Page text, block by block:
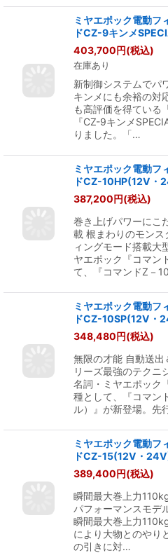
ミヤエポック電動
ドCZ-9キンメ
403,700円(税込)
在庫あり
新制御システムでパ
キンメにも余裕の対
も高評価を得ている
『CZ-9キンメ
りました。「…
ミヤエポック電動
ドCZ-10HP(12V・
387,200円(税込)
巻き上げパワーにこ
載 根まわりのモン
ィングモード搭載大
ヤエポック『コマン
て、『コマンドZ－
ミヤエポック電動
ドCZ-10SP(12V・
348,480円(税込)
無限の才能 自動送
リーズ最強のテクニ
名詞・ミヤエポック
種として、『コマン
ル）』が新登場。先
ミヤエポック電動
ドCZ-15(12V・
389,400円(税込)
瞬間最大巻上力
パフォーマンスモデ
瞬間最大巻上力
により大物とのやり
の引きに対…